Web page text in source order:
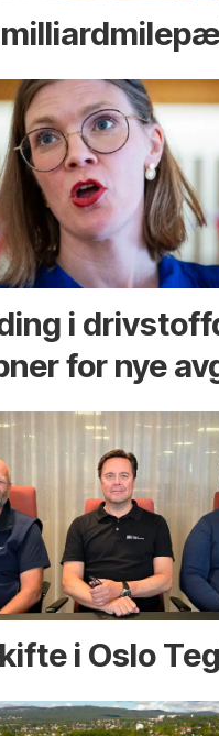
i
for nye
i Oslo